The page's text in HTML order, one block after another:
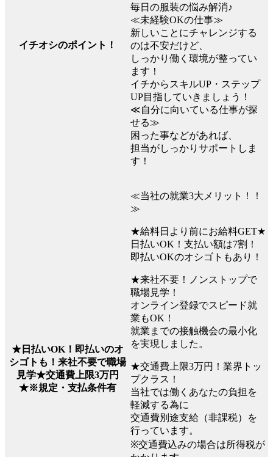
イチオシのポイント！
毎日の服装の悩み解消♪
≪未経験OKの仕事≫
新しいことにチャレンジする
のは不安だけど、
しっかり働く環境が整ってい
ます！
イチからスキルUP・ステップ
UP目指していきましょう！
≪自分に向いている仕事が探
せる≫
困った事などがあれば、
担当がしっかりサポートしま
す！
★日払いOK！即払いのオ
シゴトも！来社不要で職場
見学★交通費上限3万円
★※規定・支払条件有
≪当社の就業3大メリット！！
≫
★給料日より前にお給料GET★
日払いOK！支払い額は7割！
即払いOKのオシゴトもあり！
★来社不要！ノンストップで
職場見学！
オンライン登録でスピード就
業もOK！
就業までの接触機会の最小化
を実現しました。
★交通費上限3万円！業界トッ
プクラス！
当社では働くあなたの負担を
軽減する為に
交通費別途支給（非課税）を
行っています。
※交通費込みの場合は所得税が